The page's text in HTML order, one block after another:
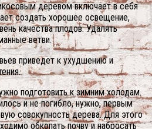
деревом включает в себя
создать хорошее освещение,
качества плодов. Удалять
ветви.
приведет к ухудшению и
подготовить к зимним холодам.
и не погибло, нужно, первым
совокупность дерева. Для этого
обкопать почву и набросать